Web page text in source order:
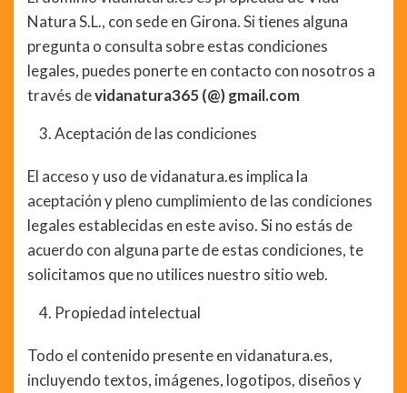
Natura S.L., con sede en Girona. Si tienes alguna
pregunta o consulta sobre estas condiciones
legales, puedes ponerte en contacto con nosotros a
través devidanatura365 (@) gmail.com
Aceptación de las condiciones
El acceso y uso de vidanatura.es implica la
aceptación y pleno cumplimiento de las condiciones
legales establecidas en este aviso. Si no estás de
acuerdo con alguna parte de estas condiciones, te
solicitamos que no utilices nuestro sitio web.
Propiedad intelectual
Todo el contenido presente en vidanatura.es,
incluyendo textos, imágenes, logotipos, diseños y